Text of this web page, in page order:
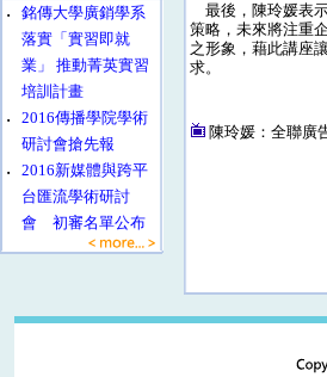
‧
銘傳大學廣銷學系
落實「實習即就
業」 推動菁英實習
培訓計畫
‧
2016傳播學院學術
研討會搶先報
‧
2016新媒體與跨平
台匯流學術研討
會 初審名單公布
最後，陳玲媛表
策略，未來將注重
之形象，藉此講座
求。
陳玲媛：全聯